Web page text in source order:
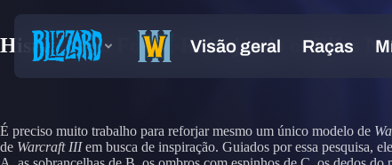
Histórias da Forja: Reforjando os Elfos
É preciso muito trabalho para reforjar mesmo um único modelo de
de Warcraft IIIem busca de inspiração. Guiados por essa pesquisa,